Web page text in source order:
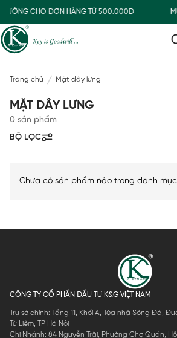
THƯỜNG CHO ĐƠN HÀNG TỪ 500.000Đ
Trang chủ Mặt dây lưng
MẶT DÂY LƯNG
0 sản phẩm
BỘ LỌC
Chưa có sản phẩm nào trong danh
CÔNG TY CỔ PHẦN ĐẦU TƯ K&G VIỆT NAM
Trụ sở chính: Tầng 11, Khối A, Tòa nhà Sông Đà,
Từ Liêm, TP Hà Nội
Chi Nhánh: 84 Nguyễn Trãi, Phường Chợ Quán,